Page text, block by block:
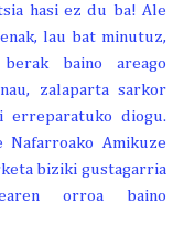
hasi ez du ba! Ale
lau bat minutuz,
baino areago
zalaparta sarkor
erreparatuko diogu.
Nafarroako Amikuze
biziki gustagarria
orroa baino